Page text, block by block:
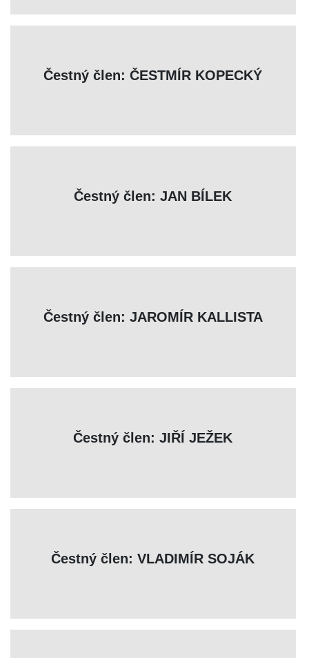
Čestný člen: ČESTMÍR KOPECKÝ
Čestný člen: JAN BÍLEK
Čestný člen: JAROMÍR KALLISTA
Čestný člen: JIŘÍ JEŽEK
Čestný člen: VLADIMÍR SOJÁK